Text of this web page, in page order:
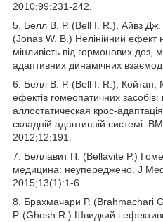
2010;99:231-242.
5. Белл В. Р. (Bell I. R.), Айвз
(Jonas W. B.) Нелінійний ефект
мінливість від гормонових доз,
адаптивних динамічних
6. Белл В. Р. (Bell I. R.),
ефектів гомеопатичних
аллостатическая крос-
складній адаптивній системі.
2012;12:191.
7. Беллавит П. (Bellavite P.)
медицина: неупереджено. J
2015;13(1):1-6.
8. Брахмачари Р. (Brahmachari
Р. (Ghosh R.) Швидкий і